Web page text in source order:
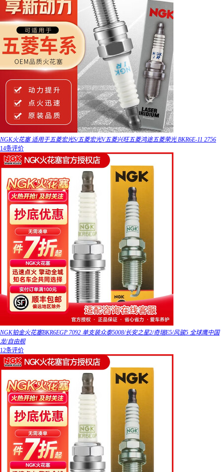
NGK火花塞 适用于五菱宏光S/五菱宏光V五菱兴旺五菱鸿途五菱荣光 BKR6E-11 2756
14条评价
NGK铂金火花塞BKR6EGP 7092 单支装众泰5008/长安之星2/奇瑞E5/风骏5 全球鹰中国
龙/自由舰
12条评价